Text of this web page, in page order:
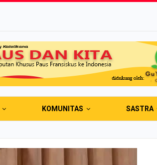
KOMUNITAS SASTRA